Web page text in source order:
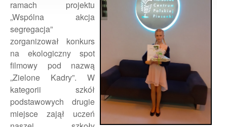
ramach projektu
„Wspólna akcja
segregacja”
zorganizował konkurs
na ekologiczny spot
filmowy pod nazwą
„Zielone Kadry”. W
kategorii szkół
podstawowych drugie
miejsce zajął uczeń